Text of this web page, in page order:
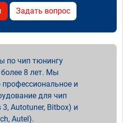
Задать вопрос
по чип тюнингу
8 лет. Мы
и
для чип
Autotuner, Bitbox) и
Autel).